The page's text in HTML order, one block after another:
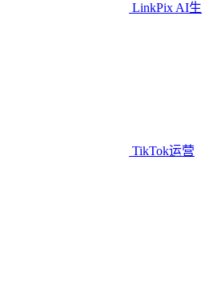
LinkPix AI生
TikTok运营